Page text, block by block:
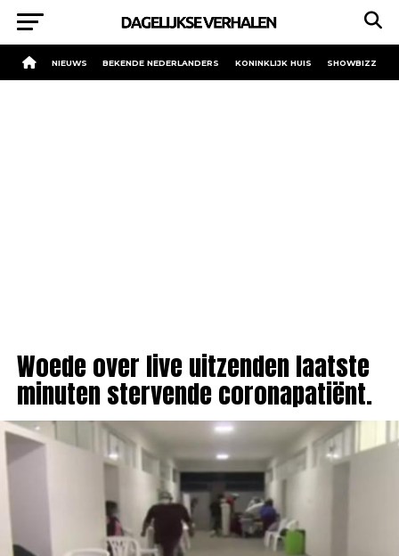
NIEUWS BEKENDE NEDERLANDERS KONINKLIJK HUIS SHOWBIZZ
Woede over live uitzenden laatste
minuten stervende coronapatiënt.